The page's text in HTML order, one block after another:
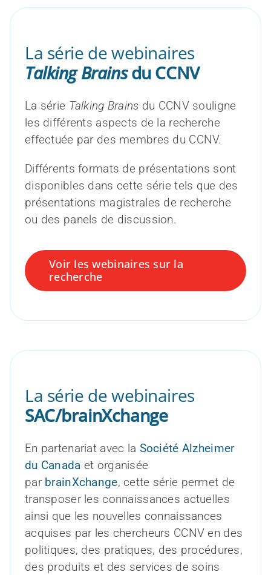
La série de webinaires
Talking Brainsdu CCNV
La série Talking Brains du CCNV souligne
les différents aspects de la recherche
effectuée par des membres du CCNV.
Différents formats de présentations sont
disponibles dans cette série tels que des
présentations magistrales de recherche
ou des panels de discussion.
Voir les webinaires sur la
recherche
La série de webinaires
SAC/brainXchange
En partenariat avec la Société Alzheimer
du Canada et organisée
par brainXchange, cette série permet de
transposer les connaissances actuelles
ainsi que les nouvelles connaissances
acquises par les chercheurs CCNV en des
politiques, des pratiques, des procédures,
des produits et des services de soins